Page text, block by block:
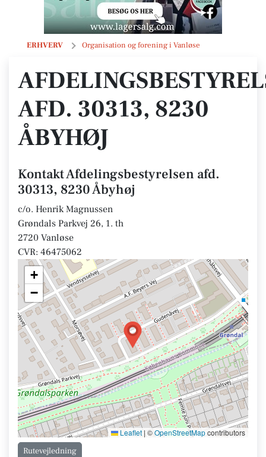
ERHVERV Organisation og forening i Vanløse
Afdelingsbestyrelsen afd. 30313, 8230 Åbyhøj
AFD. 30313, 8230
ÅBYHØJ
Kontakt Afdelingsbestyrelsen afd.
30313, 8230 Åbyhøj
c/o. Henrik Magnussen
Grøndals Parkvej 26, 1. th
2720 Vanløse
CVR: 46475062
+
−
Leaflet | ©OpenStreetMapcontributors
Rutevejledning